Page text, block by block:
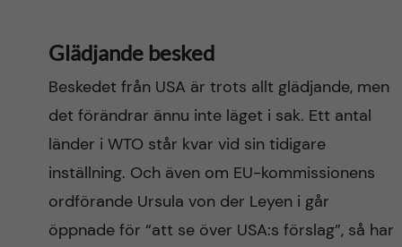
Glädjande besked
Beskedet från USA är trots allt glädjande, men
det förändrar ännu inte läget i sak. Ett antal
länder i WTO står kvar vid sin tidigare
inställning. Och även om EU-kommissionens
ordförande Ursula von der Leyen i går
öppnade för “att se över USA:s förslag”, så har